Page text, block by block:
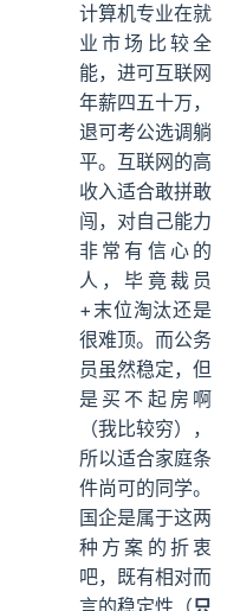
计算机专业在就
业市场比较全
能，进可互联网
年薪四五十万，
退可考公选调躺
平。互联网的高
收入适合敢拼敢
闯，对自己能力
非常有信心的
人，毕竟裁员
+末位淘汰还是
很难顶。而公务
员虽然稳定，但
是买不起房啊
（我比较穷），
所以适合家庭条
件尚可的同学。
国企是属于这两
种方案的折衷
吧，既有相对而
言的稳定性（只